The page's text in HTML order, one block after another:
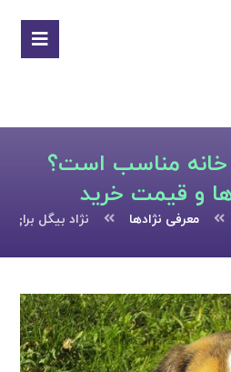
خانه مناسب است؟
و قیمت خرید
معرفی نژادها نژاد بیگل